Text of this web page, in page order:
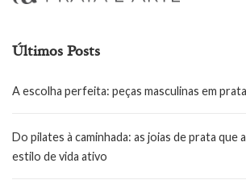
Últimos Posts
A escolha perfeita: peças masculinas em
Do pilates à caminhada: as joias de prata que
estilo de vida ativo